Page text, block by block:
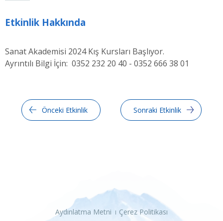
Etkinlik Hakkında
Sanat Akademisi 2024 Kış Kursları Başlıyor.
Ayrıntılı Bilgi İçin: 0352 232 20 40 - 0352 666 38 01
Önceki Etkinlik Sonraki Etkinlik
Aydınlatma Metni Çerez Politikası